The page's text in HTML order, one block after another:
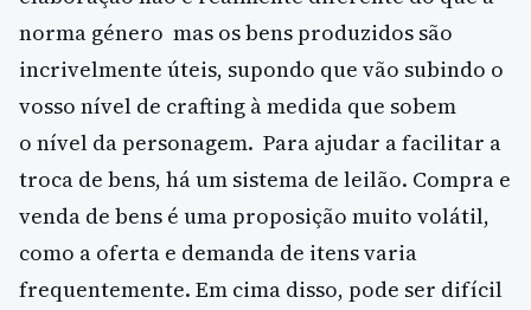
norma género mas os bens produzidos são
incrivelmente úteis, supondo que vão subindo o
vosso nível de crafting à medida que sobem
o nível da personagem. Para ajudar a facilitar a
troca de bens, há um sistema de leilão. Compra e
venda de bens é uma proposição muito volátil,
como a oferta e demanda de itens varia
frequentemente. Em cima disso, pode ser difícil